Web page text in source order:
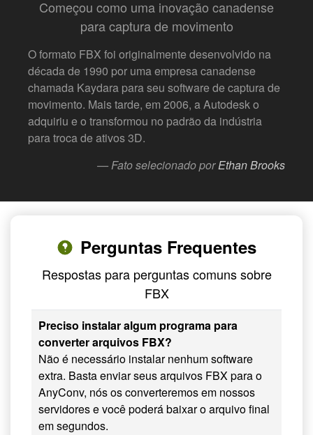
Começou como uma inovação canadense
para captura de movimento
O formato FBX foi originalmente desenvolvido na
década de 1990 por uma empresa canadense
chamada Kaydara para seu software de captura de
movimento. Mais tarde, em 2006, a Autodesk o
adquiriu e o transformou no padrão da indústria
para troca de ativos 3D.
— Fato selecionado porEthan Brooks
Perguntas Frequentes
Respostas para perguntas comuns sobre
FBX
Preciso instalar algum programa para
converter arquivos FBX?
Não é necessário instalar nenhum software
extra. Basta enviar seus arquivos FBX para o
AnyConv, nós os converteremos em nossos
servidores e você poderá baixar o arquivo final
em segundos.